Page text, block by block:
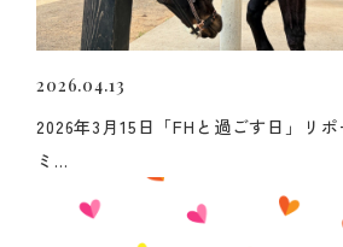
2026.04.13
2026年3月15日「FHと過ごす日」リ
ミ...